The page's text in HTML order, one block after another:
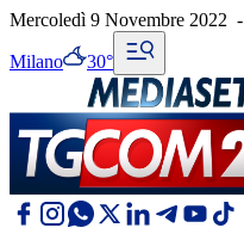
Mercoledì 9 Novembre 2022 -
Milano 30°